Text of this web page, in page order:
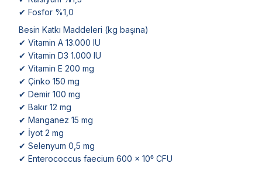
✔ Fosfor %1,0
Besin Katkı Maddeleri (kg başına)
✔ Vitamin A 13.000 IU
✔ Vitamin D3 1.000 IU
✔ Vitamin E 200 mg
✔ Çinko 150 mg
✔ Demir 100 mg
✔ Bakır 12 mg
✔ Manganez 15 mg
✔ İyot 2 mg
✔ Selenyum 0,5 mg
✔ Enterococcus faecium 600 × 10⁶ CFU